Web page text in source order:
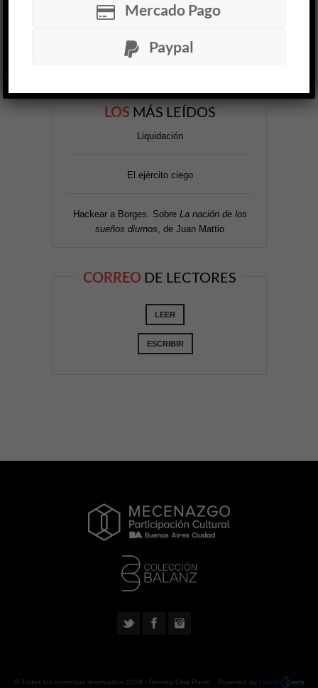
ARCHIVO OP SEMANAL
LOS MÁS LEÍDOS
Liquidación
El ejército ciego
Hackear a Borges. Sobre La nación de los
sueños diurnos , de Juan Mattio
CORREO DE LECTORES
LEER
ESCRIBIR
© Todos los derechos reservados 2018 - Revista Otra Parte . Powered by Urano web
Mercado Pago
Paypal